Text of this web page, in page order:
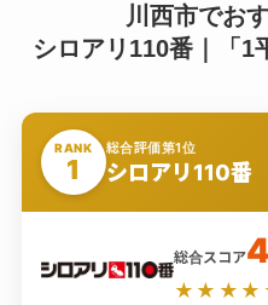
川西市でお
シロアリ110番｜「1
RANK
1
総合評価第1位
シロアリ110番
総合スコア